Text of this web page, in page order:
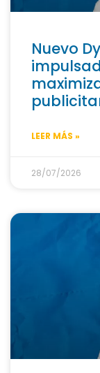
Nuevo
LEER MÁS »
28/07/2026